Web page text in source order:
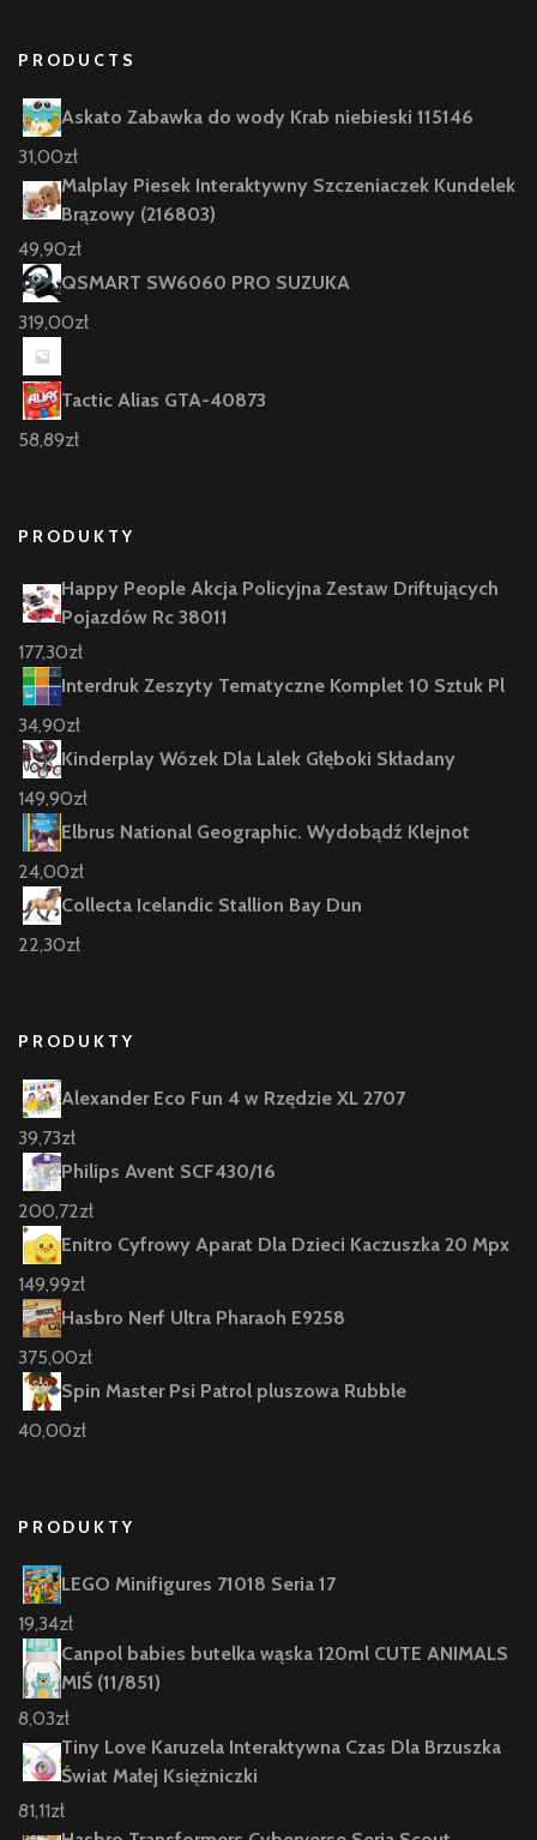
PRODUCTS
Askato Zabawka do wody Krab niebieski 115146
31,00zł
Malplay Piesek Interaktywny Szczeniaczek Kundelek
Brązowy (216803)
49,90zł
QSMART SW6060 PRO SUZUKA
319,00zł
Tactic Alias GTA-40873
58,89zł
PRODUKTY
Happy People Akcja Policyjna Zestaw Driftujących
Pojazdów Rc 38011
177,30zł
Interdruk Zeszyty Tematyczne Komplet 10 Sztuk Pl
34,90zł
Kinderplay Wózek Dla Lalek Głęboki Składany
149,90zł
Elbrus National Geographic. Wydobądź Klejnot
24,00zł
Collecta Icelandic Stallion Bay Dun
22,30zł
PRODUKTY
Alexander Eco Fun 4 w Rzędzie XL 2707
39,73zł
Philips Avent SCF430/16
200,72zł
Enitro Cyfrowy Aparat Dla Dzieci Kaczuszka 20 Mpx
149,99zł
Hasbro Nerf Ultra Pharaoh E9258
375,00zł
Spin Master Psi Patrol pluszowa Rubble
40,00zł
PRODUKTY
LEGO Minifigures 71018 Seria 17
19,34zł
Canpol babies butelka wąska 120ml CUTE ANIMALS
MIŚ (11/851)
8,03zł
Tiny Love Karuzela Interaktywna Czas Dla Brzuszka
Świat Małej Księżniczki
81,11zł